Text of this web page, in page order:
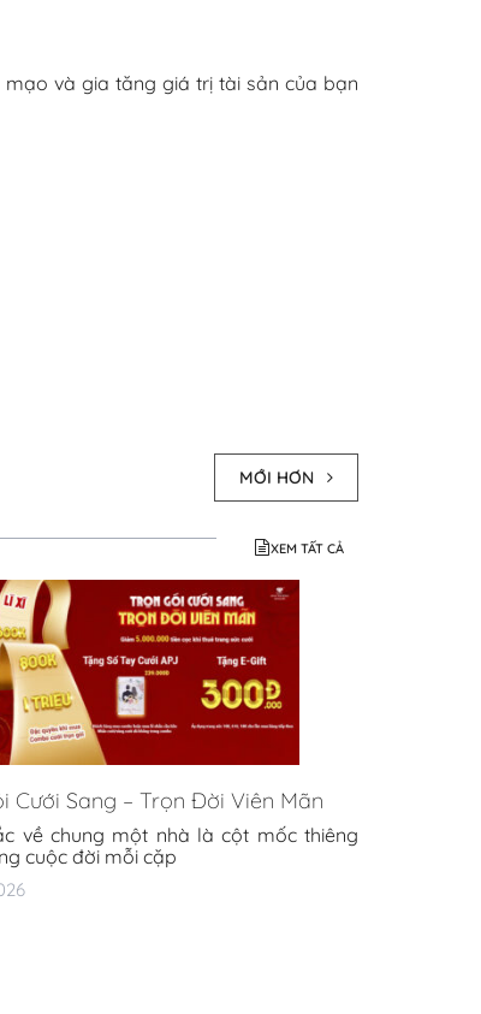
và gia tăng giá trị tài sản của bạn
MỚI HƠN
XEM TẤT CẢ
Cưới Sang – Trọn Đời Viên Mãn
về chung một nhà là cột mốc thiêng
cuộc đời mỗi cặp